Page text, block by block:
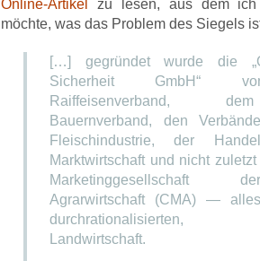
Online-Artikel
zu lesen, aus dem
möchte, was das Problem des Siegels
[…] gegründet wurde die
Sicherheit GmbH“
Raiffeisenverband,
Bauernverband, den
Fleischindustrie, der
Marktwirtschaft und nicht
Marketinggesellschaft
Agrarwirtschaft (CMA) —
durchrationalisierten,
Landwirtschaft.